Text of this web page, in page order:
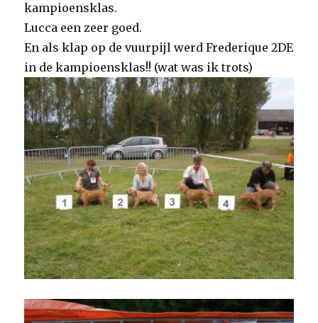
kampioensklas.
Lucca een zeer goed.
En als klap op de vuurpijl werd Frederique 2DE
in de kampioensklas!! (wat was ik trots)